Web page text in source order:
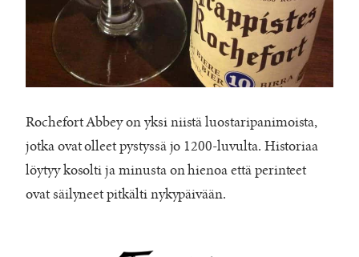
Rochefort Abbey on yksi niistä luostaripanimoista,
jotka ovat olleet pystyssä jo 1200-luvulta. Historiaa
löytyy kosolti ja minusta on hienoa että perinteet
ovat säilyneet pitkälti nykypäivään.